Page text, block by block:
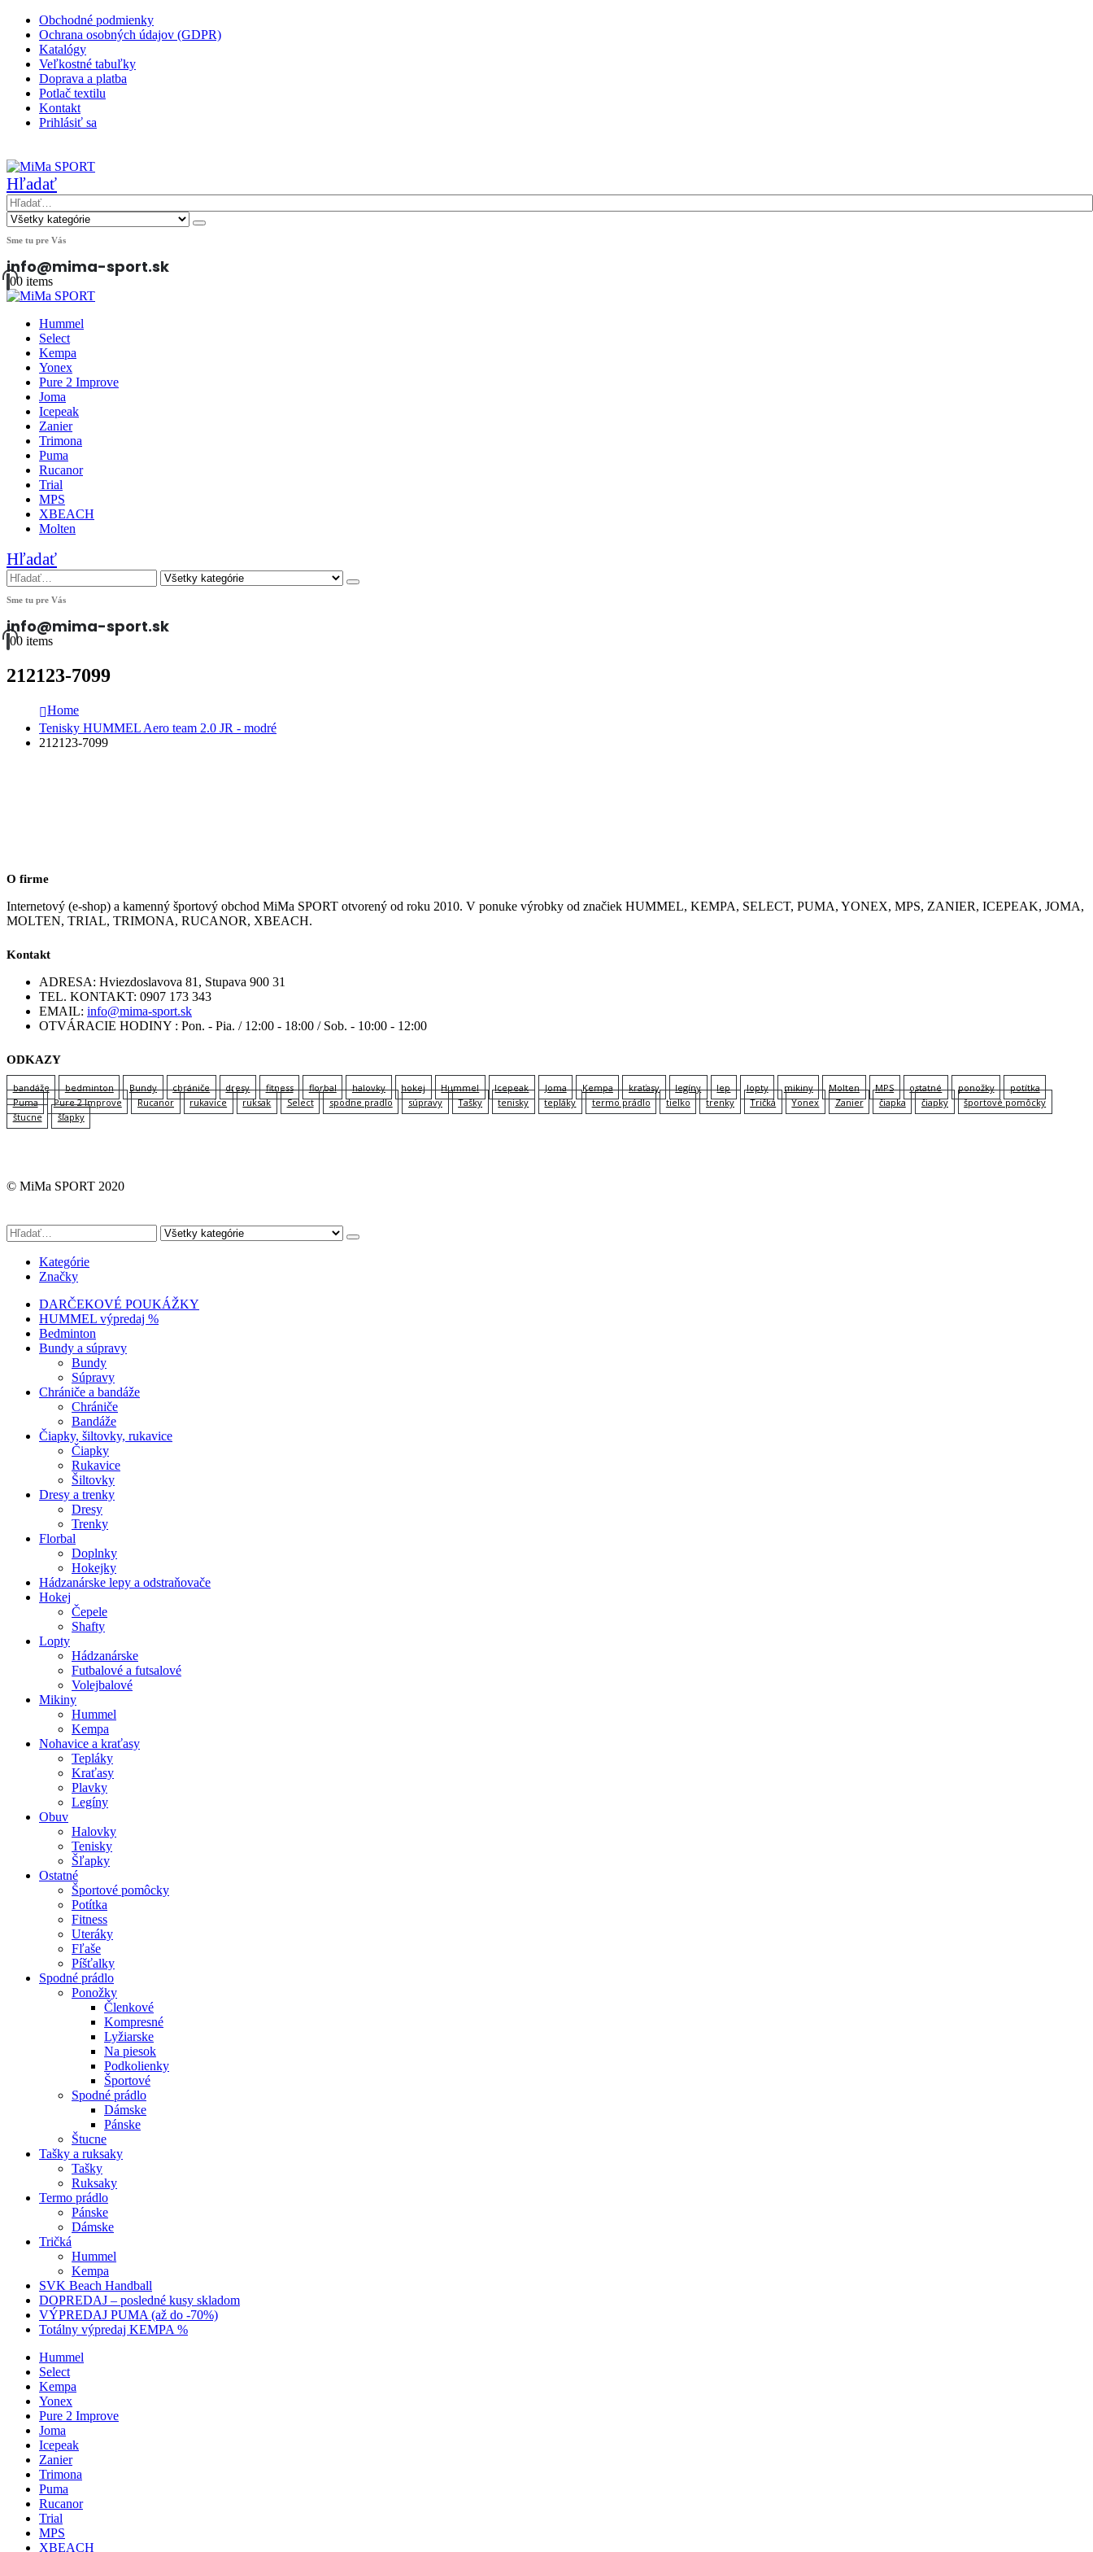
Obchodné podmienky
Ochrana osobných údajov (GDPR)
Katalógy
Veľkostné tabuľky
Doprava a platba
Potlač textilu
Kontakt
Prihlásiť sa
Hľadať
Sme tu pre Vás
info@mima-sport.sk
00 items
Hummel
Select
Kempa
Yonex
Pure 2 Improve
Joma
Icepeak
Zanier
Trimona
Puma
Rucanor
Trial
MPS
XBEACH
Molten
Hľadať
Sme tu pre Vás
info@mima-sport.sk
00 items
212123-7099
Home
Tenisky HUMMEL Aero team 2.0 JR - modré
212123-7099
O firme
Internetový (e-shop) a kamenný športový obchod MiMa SPORT otvorený od roku 2010. V ponuke výrobky od značiek HUMMEL, KEMPA, SELECT, PUMA, YONEX, MPS, ZANIER, ICEPEAK, JOMA,
MOLTEN, TRIAL, TRIMONA, RUCANOR, XBEACH.
Kontakt
ADRESA: Hviezdoslavova 81, Stupava 900 31
TEL. KONTAKT: 0907 173 343
EMAIL: info@mima-sport.sk
OTVÁRACIE HODINY : Pon. - Pia. / 12:00 - 18:00 / Sob. - 10:00 - 12:00
ODKAZY
bandáže bedminton Bundy chrániče dresy fitness florbal halovky hokej Hummel Icepeak Joma Kempa kraťasy legíny lep lopty mikiny Molten MPS ostatné ponožky
potítka
Puma
Pure 2 Improve Rucanor rukavice ruksak Select spodne pradlo súpravy Tašky tenisky tepláky termo prádlo tielko trenky Tričká Yonex Zanier čiapka čiapky
športové pomôcky
štucne
šľapky
© MiMa SPORT 2020
Kategórie
Značky
DARČEKOVÉ POUKÁŽKY
HUMMEL výpredaj %
Bedminton
Bundy a súpravy
Bundy
Súpravy
Chrániče a bandáže
Chrániče
Bandáže
Čiapky, šiltovky, rukavice
Čiapky
Rukavice
Šiltovky
Dresy a trenky
Dresy
Trenky
Florbal
Doplnky
Hokejky
Hádzanárske lepy a odstraňovače
Hokej
Čepele
Shafty
Lopty
Hádzanárske
Futbalové a futsalové
Volejbalové
Mikiny
Hummel
Kempa
Nohavice a kraťasy
Tepláky
Kraťasy
Plavky
Legíny
Obuv
Halovky
Tenisky
Šľapky
Ostatné
Športové pomôcky
Potítka
Fitness
Uteráky
Fľaše
Píšťalky
Spodné prádlo
Ponožky
Členkové
Kompresné
Lyžiarske
Na piesok
Podkolienky
Športové
Spodné prádlo
Dámske
Pánske
Štucne
Tašky a ruksaky
Tašky
Ruksaky
Termo prádlo
Pánske
Dámske
Tričká
Hummel
Kempa
SVK Beach Handball
DOPREDAJ – posledné kusy skladom
VÝPREDAJ PUMA (až do -70%)
Totálny výpredaj KEMPA %
Hummel
Select
Kempa
Yonex
Pure 2 Improve
Joma
Icepeak
Zanier
Trimona
Puma
Rucanor
Trial
MPS
XBEACH